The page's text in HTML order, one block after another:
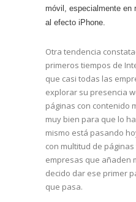
móvil, especialmente en
al efecto iPhone.
Otra tendencia
primeros tiempos de
que casi todas las
explorar su presencia
páginas con contenido
muy bien para que lo
mismo está pasando
con multitud de
empresas que añaden
decido dar ese primer
que pasa.